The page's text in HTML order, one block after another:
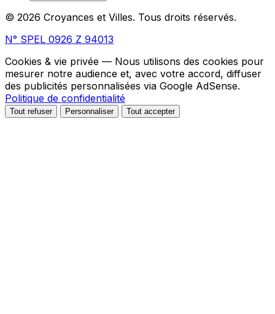
© 2026 Croyances et Villes. Tous droits réservés.
N° SPEL 0926 Z 94013
Cookies & vie privée — Nous utilisons des cookies pour
mesurer notre audience et, avec votre accord, diffuser
des publicités personnalisées via Google AdSense.
Politique de confidentialité
Tout refuser Personnaliser Tout accepter